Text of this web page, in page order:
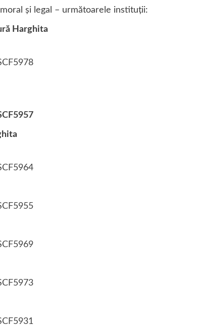
şi legal – următoarele instituţii:
Harghita